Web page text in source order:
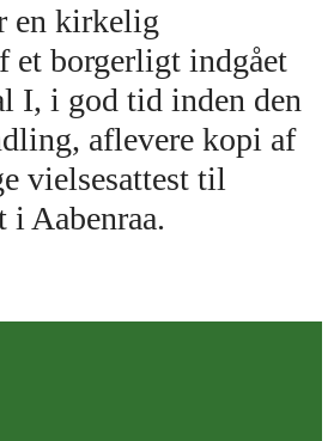
en kirkelig
et borgerligt indgået
I, i god tid inden den
aflevere kopi af
vielsesattest til
Aabenraa.